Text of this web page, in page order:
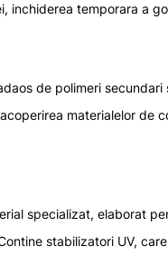
inchiderea temporara a
de polimeri
materialelor
specializat, elaborat
stabilizatori UV,